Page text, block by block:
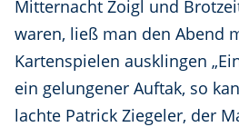
Mitternacht Zoigl und
waren, ließ man den Abend
Kartenspielen ausklingen
ein gelungener Auftak, so
lachte Patrick Ziegeler, der